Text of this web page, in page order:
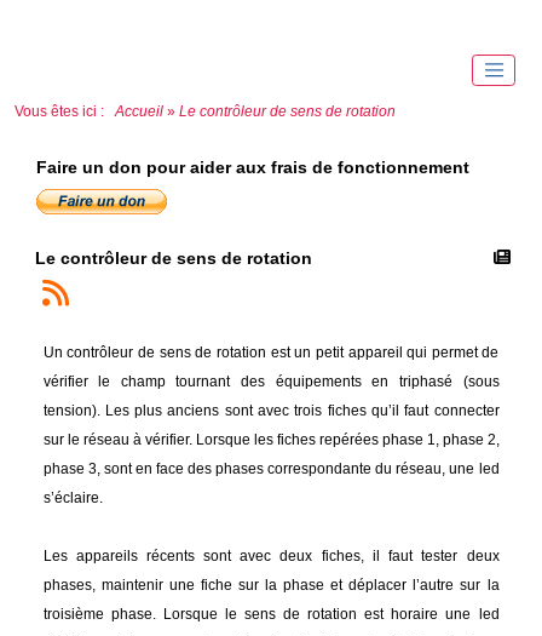
Vous êtes ici : Accueil » Le contrôleur de sens de rotation
Faire un don pour aider aux frais de fonctionnement
Le contrôleur de sens de rotation
Un contrôleur de sens de rotation est un petit appareil qui permet de
vérifier le champ tournant des équipements en triphasé (sous
tension). Les plus anciens sont avec trois fiches qu’il faut connecter
sur le réseau à vérifier. Lorsque les fiches repérées phase 1, phase 2,
phase 3, sont en face des phases correspondante du réseau, une led
s’éclaire.
Les appareils récents sont avec deux fiches, il faut tester deux
phases, maintenir une fiche sur la phase et déplacer l’autre sur la
troisième phase. Lorsque le sens de rotation est horaire une led